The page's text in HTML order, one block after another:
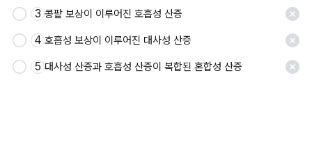
3 콩팥 보상이 이루어진 호흡성 산증
4 호흡성 보상이 이루어진 대사성 산증
5 대사성 산증과 호흡성 산증이 복합된 혼합성 산증